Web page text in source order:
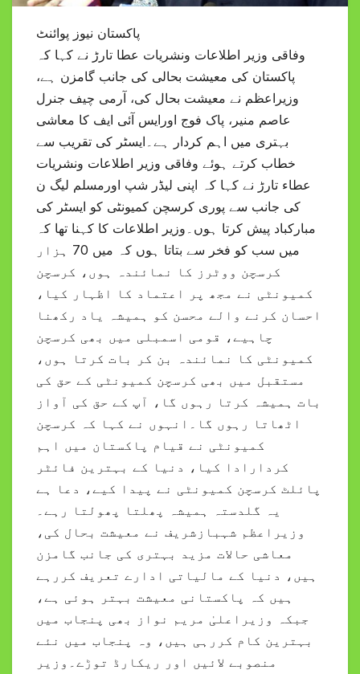
پاکستان نیوز پوائنٹ
وفاقی وزیر اطلاعات ونشریات عطا تارڑ نے کہا کہ
پاکستان کی معیشت بحالی کی جانب گامزن ہے،
وزیراعظم نے معیشت بحال کی، آرمی چیف جنرل
عاصم منیر، پاک فوج اورایس آئی ایف کا معاشی
بہتری میں اہم کردار ہے۔ایسٹر کی تقریب سے
خطاب کرتے ہوئے وفاقی وزیر اطلاعات ونشریات
عطاء تارڑ نے کہا کہ اپنی لیڈر شپ اورمسلم لیگ ن
کی جانب سے پوری کرسچن کمیونٹی کو ایسٹر کی
مبارکباد پیش کرتا ہوں۔وزیر اطلاعات کا کہنا تھا کہ
میں سب کو فخر سے بتاتا ہوں کہ میں 70 ہزار
کرسچن ووٹرز کا نمائندہ ہوں، کرسچن
کمیونٹی نے مجھ پر اعتماد کا اظہار کیا،
احسان کرنے والے محسن کو ہمیشہ یاد رکھنا
چاہیے، قومی اسمبلی میں بھی کرسچن
کمیونٹی کا نمائندہ بن کر بات کرتا ہوں،
مستقبل میں بھی کرسچن کمیونٹی کے حق کی
بات ہمیشہ کرتا رہوں گا، آپ کے حق کی آواز
اٹھاتا رہوں گا۔انہوں نے کہا کہ کرسچن
کمیونٹی نے قیام پاکستان میں اہم
کردارادا کیا، دنیا کے بہترین فائٹر
پائلٹ کرسچن کمیونٹی نے پیدا کیے، دعا ہے
یہ گلدستہ ہمیشہ پھلتا پھولتا رہے۔
وزیراعظم شہبازشریف نے معیشت بحال کی،
معاشی حالات مزید بہتری کی جانب گامزن
ہیں، دنیا کے مالیاتی ادارے تعریف کررہے
ہیں کہ پاکستانی معیشت بہتر ہوئی ہے،
جبکہ وزیراعلیٰ مریم نواز بھی پنجاب میں
بہترین کام کررہی ہیں، وہ پنجاب میں نئے
منصوبے لائیں اور ریکارڈ توڑے۔وزیر